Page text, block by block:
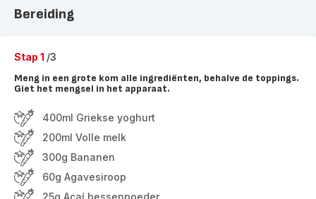
Bereiding
Stap 1 /3
Meng in een grote kom alle ingrediënten, behalve de toppings.
Giet het mengsel in het apparaat.
400ml Griekse yoghurt
200ml Volle melk
300g Bananen
60g Agavesiroop
25g Açaí bessenpoeder